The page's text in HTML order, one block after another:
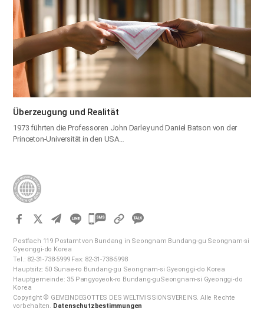
Überzeugung und Realität
1973 führten die Professoren John Darley und Daniel Batson von der
Princeton-Universität in den USA…
카
오
공
하
Postfach 119 Postamt von Bundang in Seongnam Bundang-gu Seongnam-si
Gyeonggi-do Korea
Tel.: 82-31-738-5999 Fax: 82-31-738-5998
Hauptsitz: 50 Sunae-ro Bundang-gu Seongnam-si Gyeonggi-do Korea
Hauptgemeinde: 35 Pangyoyeok-ro Bundang-guSeongnam-si Gyeonggi-do
Korea
Copyright © GEMEINDEGOTTES DES WELTMISSIONSVEREINS. Alle Rechte
vorbehalten. Datenschutzbestimmungen